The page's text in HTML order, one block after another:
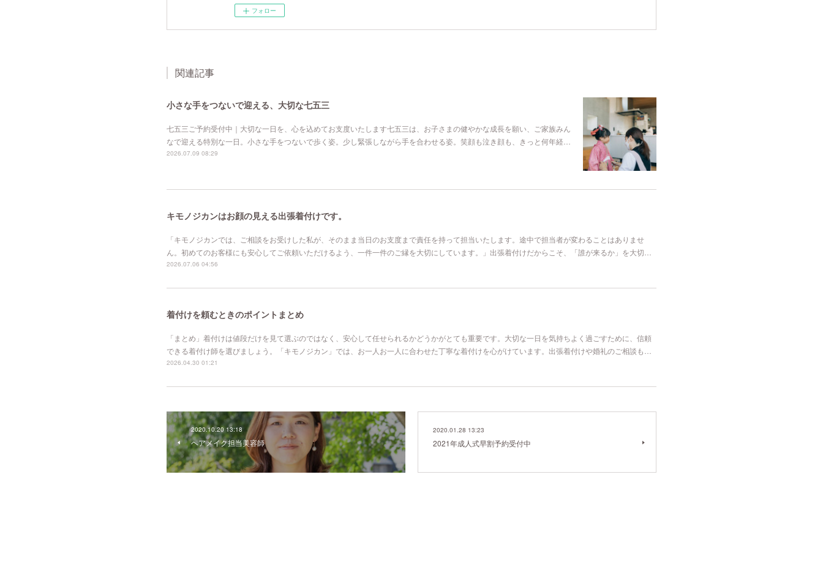
フォロー
関連記事
小さな手をつないで迎える、大切な七五三
七五三ご予約受付中｜大切な一日を、心を込めてお支度いたします七五三は、お子さまの健やかな成長を願い、ご家族みん
なで迎える特別な一日。小さな手をつないで歩く姿。少し緊張しながら手を合わせる姿。笑顔も泣き顔も、きっと何年経…
2026.07.09 08:29
キモノジカンはお顔の見える出張着付けです。
「キモノジカンでは、ご相談をお受けした私が、そのまま当日のお支度まで責任を持って担当いたします。途中で担当者が変わることはありませ
ん。初めてのお客様にも安心してご依頼いただけるよう、一件一件のご縁を大切にしています。」出張着付けだからこそ、「誰が来るか」を大切…
2026.07.06 04:56
着付けを頼むときのポイントまとめ
「まとめ」着付けは値段だけを見て選ぶのではなく、安心して任せられるかどうかがとても重要です。大切な一日を気持ちよく過ごすために、信頼
できる着付け師を選びましょう。「キモノジカン」では、お一人お一人に合わせた丁寧な着付けを心がけています。出張着付けや婚礼のご相談も…
2026.04.30 01:21
2020.10.20 13:18
ヘアメイク担当美容師
2020.01.28 13:23
2021年成人式早割予約受付中